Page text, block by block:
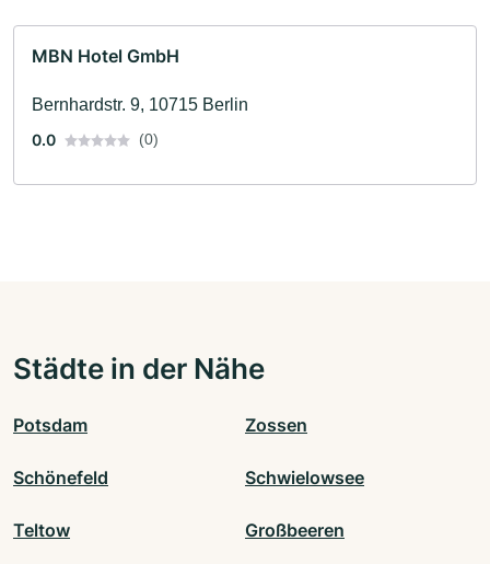
MBN Hotel GmbH
Bernhardstr. 9, 10715 Berlin
0.0
(0)
Städte in der Nähe
Potsdam Zossen
Schönefeld Schwielowsee
Teltow Großbeeren